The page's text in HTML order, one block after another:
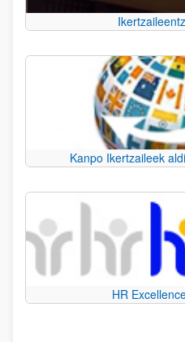
Kanpo Ikertzaileek
HR